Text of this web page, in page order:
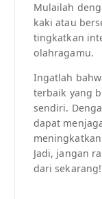
Mulailah
kaki atau
tingkatkan
olahragamu.
Ingatlah
terbaik yang
sendiri.
dapat
Jadi, jangan
dari sekarang!